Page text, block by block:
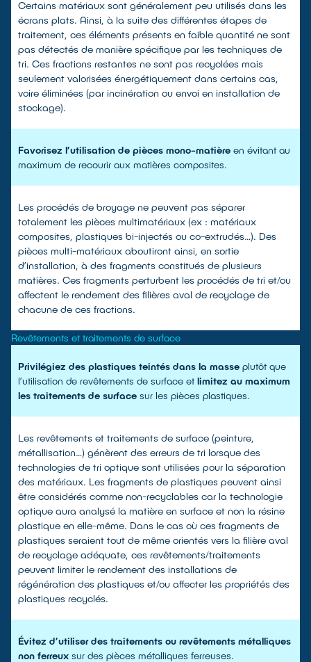
Certains matériaux sont généralement peu utilisés dans les
écrans plats. Ainsi, à la suite des différentes étapes de
traitement, ces éléments présents en faible quantité ne sont
pas détectés de manière spécifique par les techniques de
tri. Ces fractions restantes ne sont pas recyclées mais
seulement valorisées énergétiquement dans certains cas,
voire éliminées (par incinération ou envoi en installation de
stockage).
Favorisez l’utilisation de pièces mono-matière en évitant au
maximum de recourir aux matières composites.
Les procédés de broyage ne peuvent pas séparer
totalement les pièces multimatériaux (ex : matériaux
composites, plastiques bi-injectés ou co-extrudés…). Des
pièces multi-matériaux aboutiront ainsi, en sortie
d’installation, à des fragments constitués de plusieurs
matières. Ces fragments perturbent les procédés de tri et/ou
affectent le rendement des filières aval de recyclage de
chacune de ces fractions.
Revêtements et traitements de surface
Privilégiez des plastiques teintés dans la masse plutôt que
l’utilisation de revêtements de surface etlimitez au maximum
les traitements de surface sur les pièces plastiques.
Les revêtements et traitements de surface (peinture,
métallisation…) génèrent des erreurs de tri lorsque des
technologies de tri optique sont utilisées pour la séparation
des matériaux. Les fragments de plastiques peuvent ainsi
être considérés comme non-recyclables car la technologie
optique aura analysé la matière en surface et non la résine
plastique en elle-même. Dans le cas où ces fragments de
plastiques seraient tout de même orientés vers la filière aval
de recyclage adéquate, ces revêtements/traitements
peuvent limiter le rendement des installations de
régénération des plastiques et/ou affecter les propriétés des
plastiques recyclés.
Évitez d’utiliser des traitements ou revêtements métalliques
non ferreux sur des pièces métalliques ferreuses.